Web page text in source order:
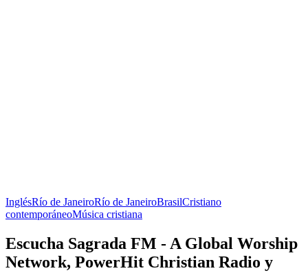
InglésRío de JaneiroRío de JaneiroBrasilCristiano
contemporáneoMúsica cristiana
Escucha Sagrada FM - A Global Worship
Network, PowerHit Christian Radio y